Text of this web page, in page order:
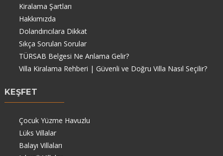
Kiralama Şartları
Hakkımızda
Dolandırıcılara Dikkat
Sıkça Sorulan Sorular
TÜRSAB Belgesi Ne Anlama Gelir?
Villa Kiralama Rehberi | Güvenli ve Doğru Villa Nasıl Seçilir?
KEŞFET
Çocuk Yüzme Havuzlu
Lüks Villalar
Balayı Villaları